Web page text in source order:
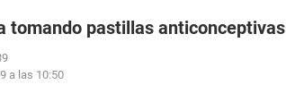
tomando pastillas anticonceptivas
a las 10:50